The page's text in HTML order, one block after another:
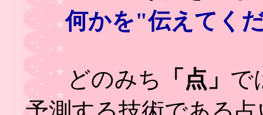
何かを"伝えてく
どのみち 「点」 で